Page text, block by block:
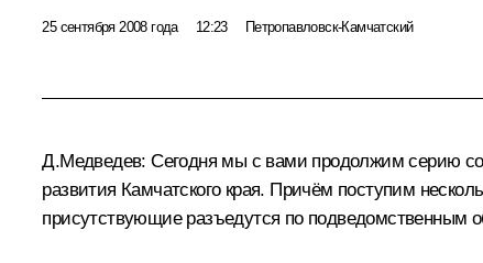
25 сентября 2008 года 12:23 Петропавловск-Камчатский
Д.Медведев: Сегодня мы с вами продолжим серию
развития Камчатского края. Причём поступим
присутствующие разъедутся по подведомственным